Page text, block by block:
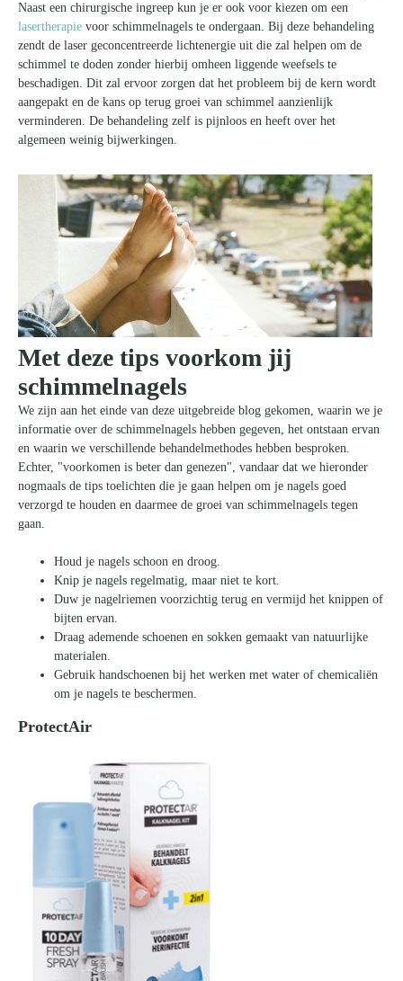
Naast een chirurgische ingreep kun je er ook voor kiezen om een
lasertherapie voor schimmelnagels te ondergaan. Bij deze behandeling
zendt de laser geconcentreerde lichtenergie uit die zal helpen om de
schimmel te doden zonder hierbij omheen liggende weefsels te
beschadigen. Dit zal ervoor zorgen dat het probleem bij de kern wordt
aangepakt en de kans op terug groei van schimmel aanzienlijk
verminderen. De behandeling zelf is pijnloos en heeft over het
algemeen weinig bijwerkingen.
Met deze tips voorkom jij
schimmelnagels
We zijn aan het einde van deze uitgebreide blog gekomen, waarin we je
informatie over de schimmelnagels hebben gegeven, het ontstaan ervan
en waarin we verschillende behandelmethodes hebben besproken.
Echter, "voorkomen is beter dan genezen", vandaar dat we hieronder
nogmaals de tips toelichten die je gaan helpen om je nagels goed
verzorgd te houden en daarmee de groei van schimmelnagels tegen
gaan.
Houd je nagels schoon en droog.
Knip je nagels regelmatig, maar niet te kort.
Duw je nagelriemen voorzichtig terug en vermijd het knippen of
bijten ervan.
Draag ademende schoenen en sokken gemaakt van natuurlijke
materialen.
Gebruik handschoenen bij het werken met water of chemicaliën
om je nagels te beschermen.
ProtectAir